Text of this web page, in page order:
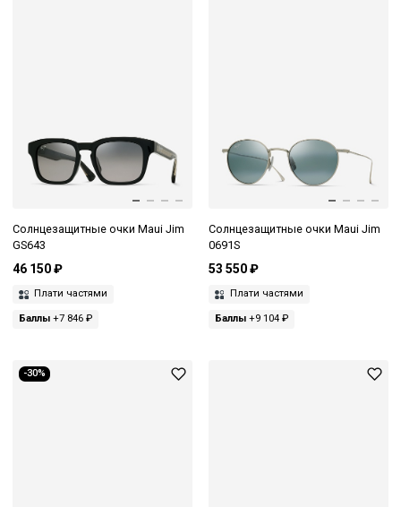
Солнцезащитные очки Maui Jim
GS643
46 150 ₽
Плати частями
Баллы +7 846 ₽
Солнцезащитные очки Maui Jim
0691S
53 550 ₽
Плати частями
Баллы+9 104 ₽
-30%